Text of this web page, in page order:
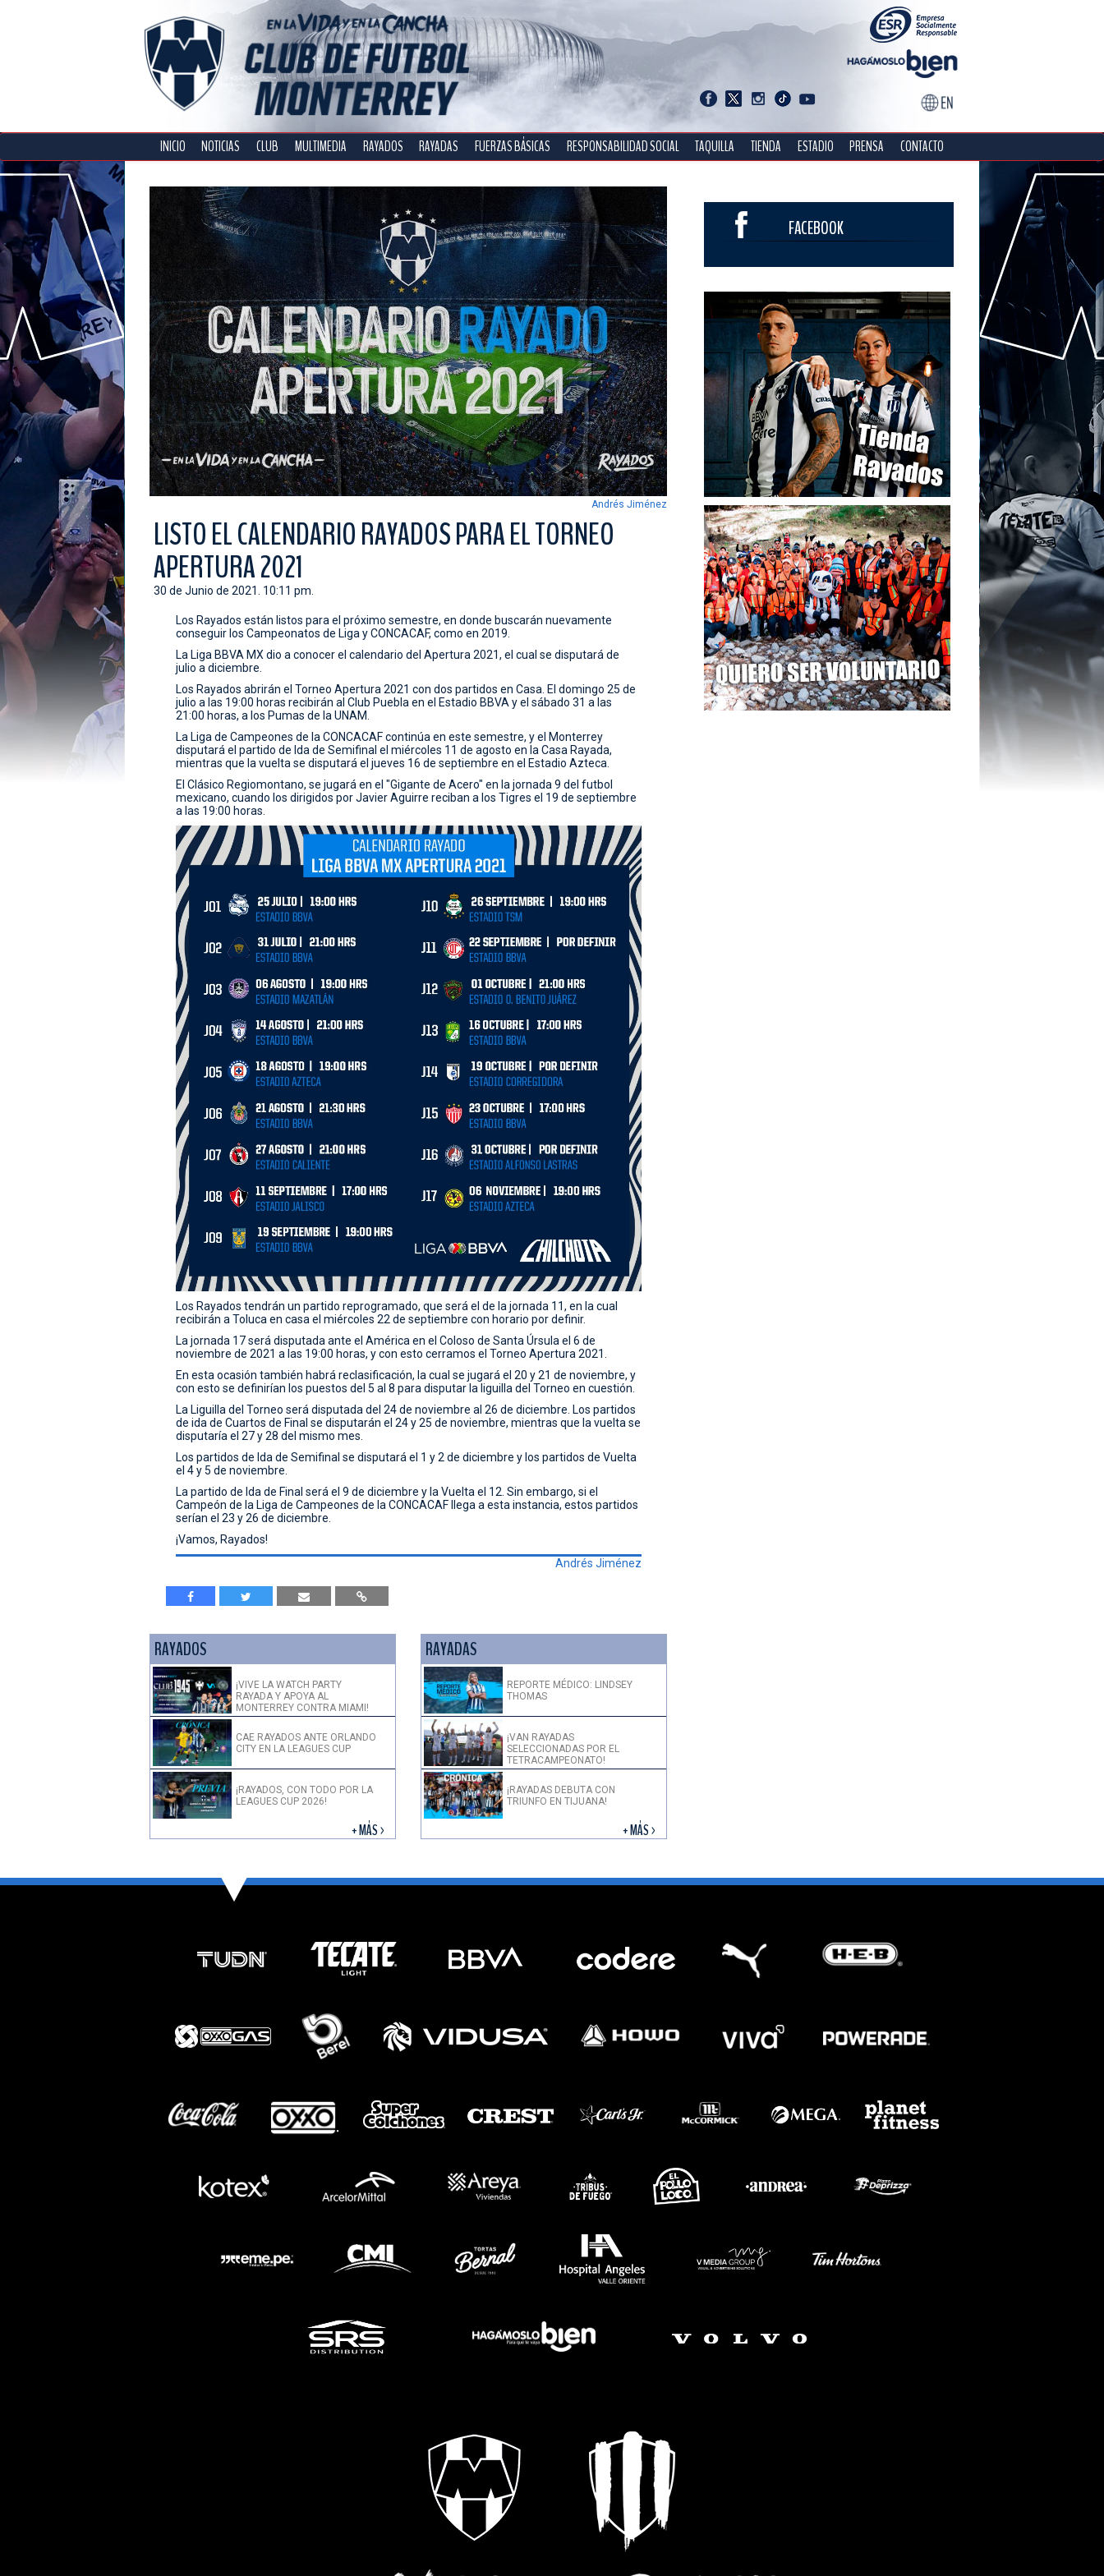
INICIO NOTICIAS CLUB MULTIMEDIA RAYADOS RAYADAS FUERZAS BÁSICAS RESPONSABILIDAD SOCIAL TAQUILLA TIENDA ESTADIO PRENSA CONTACTO
Andrés Jiménez
LISTO EL CALENDARIO RAYADOS PARA EL TORNEO
APERTURA 2021
30 de Junio de 2021. 10:11 pm.
Los Rayados están listos para el próximo semestre, en donde buscarán nuevamente
conseguir los Campeonatos de Liga y CONCACAF, como en 2019.
La Liga BBVA MX dio a conocer el calendario del Apertura 2021, el cual se disputará de
julio a diciembre.
Los Rayados abrirán el Torneo Apertura 2021 con dos partidos en Casa. El domingo 25 de
julio a las 19:00 horas recibirán al Club Puebla en el Estadio BBVA y el sábado 31 a las
21:00 horas, a los Pumas de la UNAM.
La Liga de Campeones de la CONCACAF continúa en este semestre, y el Monterrey
disputará el partido de Ida de Semifinal el miércoles 11 de agosto en la Casa Rayada,
mientras que la vuelta se disputará el jueves 16 de septiembre en el Estadio Azteca.
El Clásico Regiomontano, se jugará en el "Gigante de Acero" en la jornada 9 del futbol
mexicano, cuando los dirigidos por Javier Aguirre reciban a los Tigres el 19 de septiembre
a las 19:00 horas.
Los Rayados tendrán un partido reprogramado, que será el de la jornada 11, en la cual
recibirán a Toluca en casa el miércoles 22 de septiembre con horario por definir.
La jornada 17 será disputada ante el América en el Coloso de Santa Úrsula el 6 de
noviembre de 2021 a las 19:00 horas, y con esto cerramos el Torneo Apertura 2021.
En esta ocasión también habrá reclasificación, la cual se jugará el 20 y 21 de noviembre, y
con esto se definirían los puestos del 5 al 8 para disputar la liguilla del Torneo en cuestión.
La Liguilla del Torneo será disputada del 24 de noviembre al 26 de diciembre. Los partidos
de ida de Cuartos de Final se disputarán el 24 y 25 de noviembre, mientras que la vuelta se
disputaría el 27 y 28 del mismo mes.
Los partidos de Ida de Semifinal se disputará el 1 y 2 de diciembre y los partidos de Vuelta
el 4 y 5 de noviembre.
La partido de Ida de Final será el 9 de diciembre y la Vuelta el 12. Sin embargo, si el
Campeón de la Liga de Campeones de la CONCACAF llega a esta instancia, estos partidos
serían el 23 y 26 de diciembre.
¡Vamos, Rayados!
Andrés Jiménez
RAYADOS
¡VIVE LA WATCH PARTY
RAYADA Y APOYA AL
MONTERREY CONTRA MIAMI!
CAE RAYADOS ANTE ORLANDO
CITY EN LA LEAGUES CUP
¡RAYADOS, CON TODO POR LA
LEAGUES CUP 2026!
+ MÁS >
RAYADAS
REPORTE MÉDICO: LINDSEY
THOMAS
¡VAN RAYADAS
SELECCIONADAS POR EL
TETRACAMPEONATO!
¡RAYADAS DEBUTA CON
TRIUNFO EN TIJUANA!
+ MÁS >
FACEBOOK